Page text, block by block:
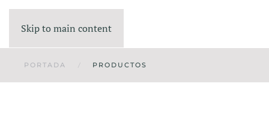
Skip to main content
PORTADA PRODUCTOS